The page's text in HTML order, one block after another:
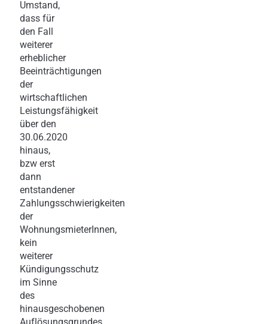
Umstand,
dass für
den Fall
weiterer
erheblicher
Beeinträchtigungen
der
wirtschaftlichen
Leistungsfähigkeit
über den
30.06.2020
hinaus,
bzw erst
dann
entstandener
Zahlungsschwierigkeiten
der
WohnungsmieterInnen,
kein
weiterer
Kündigungsschutz
im Sinne
des
hinausgeschobenen